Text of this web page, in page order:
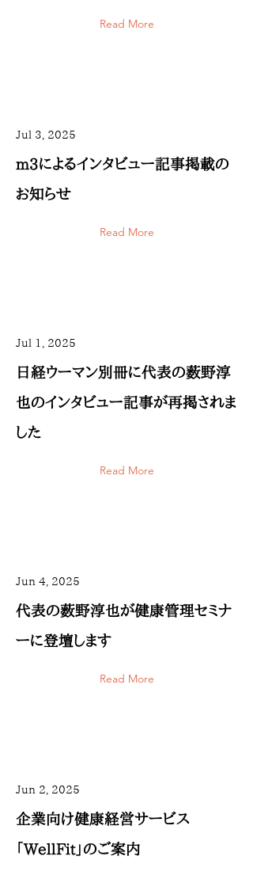
Read More
Jul 3, 2025
m3によるインタビュー記事掲載の
お知らせ
Read More
Jul 1, 2025
日経ウーマン別冊に代表の薮野淳
也のインタビュー記事が再掲されま
した
Read More
Jun 4, 2025
代表の薮野淳也が健康管理セミナ
ーに登壇します
Read More
Jun 2, 2025
企業向け健康経営サービス
「WellFit」のご案内